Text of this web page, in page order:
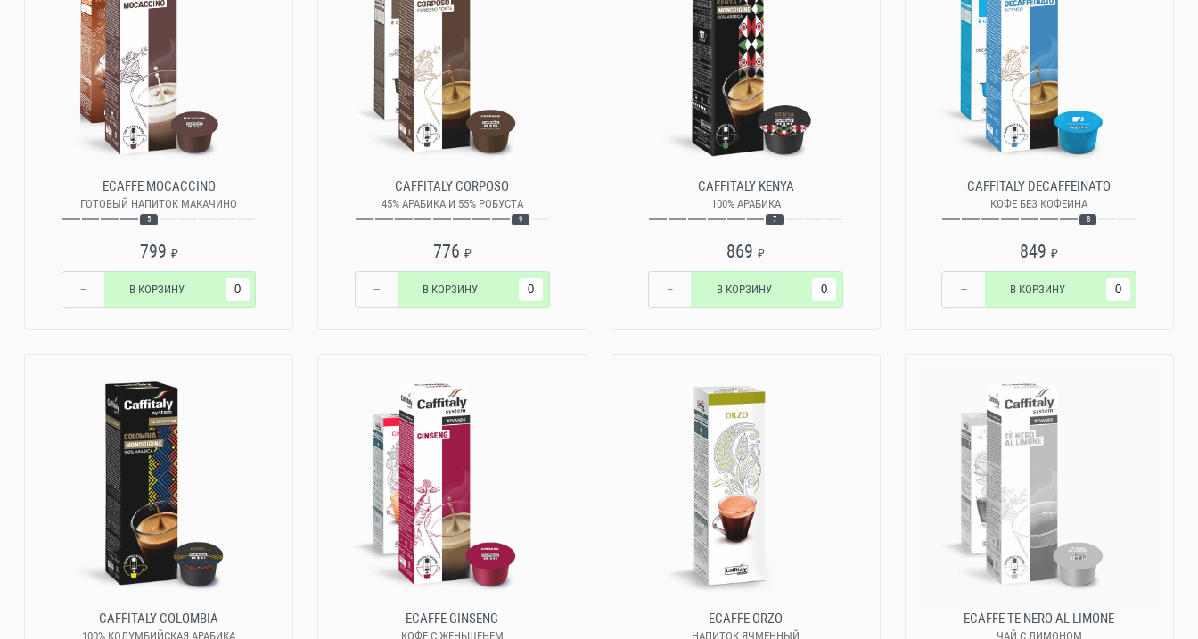
ECAFFE MOCACCINO
ГОТОВЫЙ НАПИТОК МАКАЧИНО
5
799 ₽
− В КОРЗИНУ
CAFFITALY CORPOSO
45% АРАБИКА И 55% РОБУСТА
9
776 ₽
− В КОРЗИНУ
CAFFITALY KENYA
100% АРАБИКА
7
869₽
− В КОРЗИНУ
CAFFITALY DECAFFEINATO
КОФЕ БЕЗ КОФЕИНА
8
849₽
− В КОРЗИНУ
CAFFITALY COLOMBIA
100% КОЛУМБИЙСКАЯ АРАБИКА
ECAFFE GINSENG
КОФЕ С ЖЕНЬШЕНЕМ
ECAFFE ORZO
НАПИТОК ЯЧМЕННЫЙ
ECAFFE TE NERO AL LIMONE
ЧАЙ С ЛИМОНОМ